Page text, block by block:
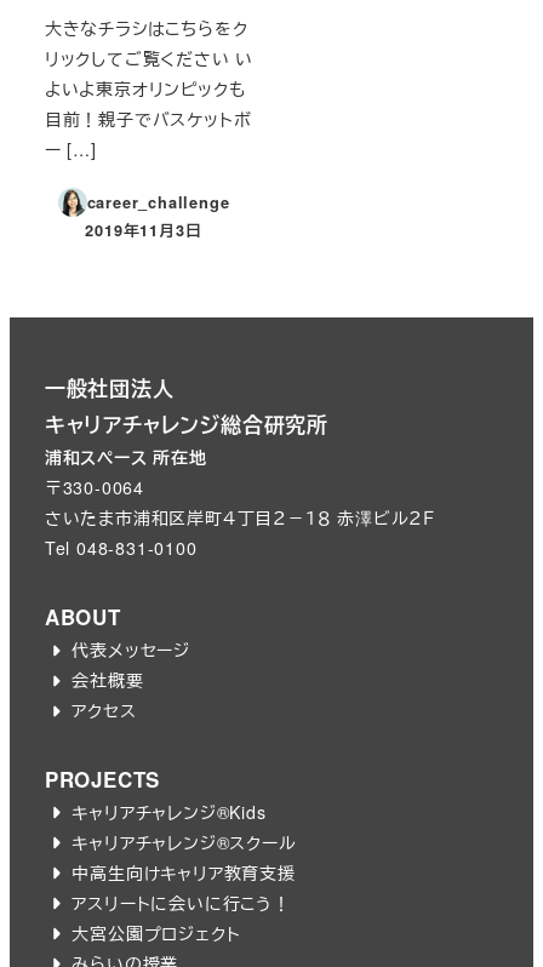
大きなチラシはこちらをク
リックしてご覧ください い
よいよ東京オリンピックも
目前！親子でバスケットボ
ー […]
career_challenge
投稿日
2019年11月3日
一般社団法人
キャリアチャレンジ総合研究所
浦和スペース 所在地
〒330-0064
さいたま市浦和区岸町４丁目２－１８ 赤澤ビル２Ｆ
Tel 048-831-0100
ABOUT
代表メッセージ
会社概要
アクセス
PROJECTS
キャリアチャレンジ®︎Kids
キャリアチャレンジ®︎スクール
中高生向けキャリア教育支援
アスリートに会いに行こう！
大宮公園プロジェクト